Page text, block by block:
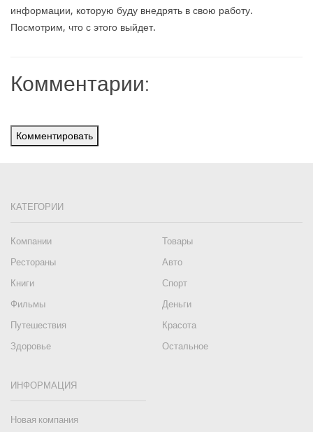
информации, которую буду внедрять в свою работу.
Посмотрим, что с этого выйдет.
Комментарии:
Комментировать
КАТЕГОРИИ
Компании
Товары
Рестораны
Авто
Книги
Спорт
Фильмы
Деньги
Путешествия
Красота
Здоровье
Остальное
ИНФОРМАЦИЯ
Новая компания